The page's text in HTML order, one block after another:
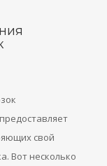
свой
Вот несколько